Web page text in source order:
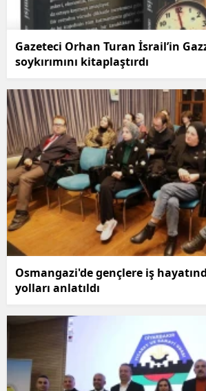
Gazeteci Orhan Turan İsrail’in
soykırımını kitaplaştırdı
Osmangazi'de gençlere iş
yolları anlatıldı